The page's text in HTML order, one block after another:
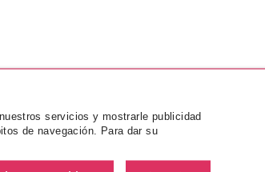
servicios y mostrarle publicidad
de navegación. Para dar su